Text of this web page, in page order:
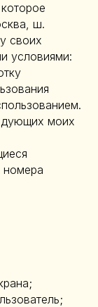
ш.
своих
условиями:
моих
номера